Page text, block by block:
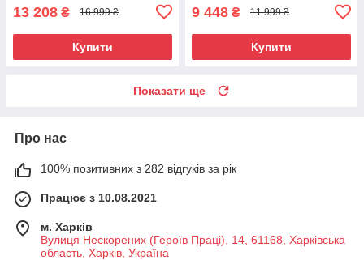
13 208 ₴ 16 999 ₴
Купити
9 448 ₴ 11 999 ₴
Купити
Показати ще
Про нас
100% позитивних з 282 відгуків за рік
Працює з 10.08.2021
м. Харків
Вулиця Нескорених (Героїв Праці), 14, 61168, Харківська
область, Харків, Україна